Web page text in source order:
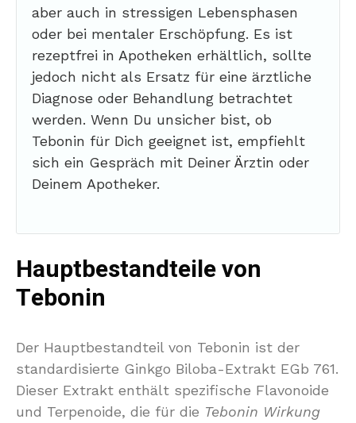
aber auch in stressigen Lebensphasen
oder bei mentaler Erschöpfung. Es ist
rezeptfrei in Apotheken erhältlich, sollte
jedoch nicht als Ersatz für eine ärztliche
Diagnose oder Behandlung betrachtet
werden. Wenn Du unsicher bist, ob
Tebonin für Dich geeignet ist, empfiehlt
sich ein Gespräch mit Deiner Ärztin oder
Deinem Apotheker.
Hauptbestandteile von
Tebonin
Der Hauptbestandteil von Tebonin ist der
standardisierte Ginkgo Biloba-Extrakt EGb 761.
Dieser Extrakt enthält spezifische Flavonoide
und Terpenoide, die für die Tebonin Wirkung